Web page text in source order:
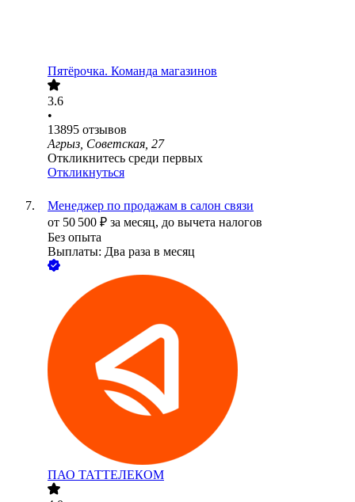
Пятёрочка. Команда магазинов
3.6
•
13895 отзывов
Агрыз, Советская, 27
Откликнитесь среди первых
Откликнуться
Менеджер по продажам в салон связи
от 50 500 ₽ за месяц, до вычета налогов
Без опыта
Выплаты: Два раза в месяц
ПАО ТАТТЕЛЕКОМ